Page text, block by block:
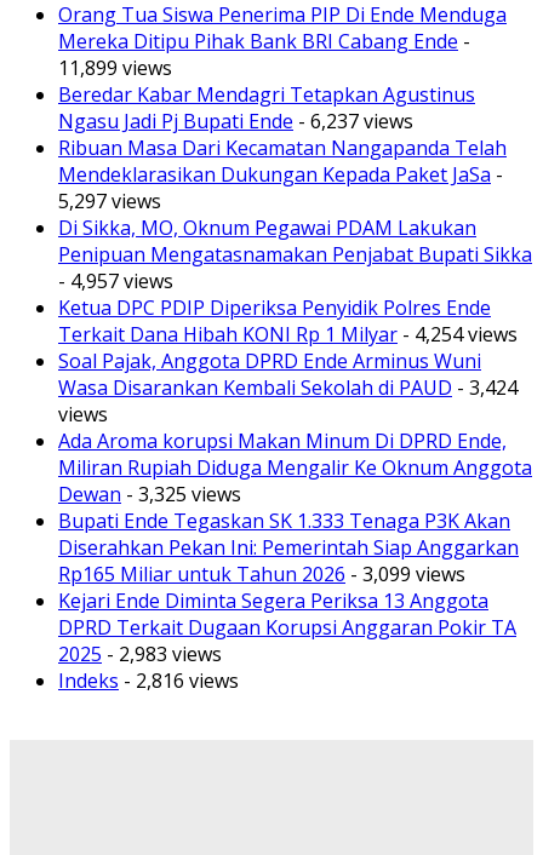
Orang Tua Siswa Penerima PIP Di Ende Menduga
Mereka Ditipu Pihak Bank BRI Cabang Ende -
11,899 views
Beredar Kabar Mendagri Tetapkan Agustinus
Ngasu Jadi Pj Bupati Ende - 6,237 views
Ribuan Masa Dari Kecamatan Nangapanda Telah
Mendeklarasikan Dukungan Kepada Paket JaSa -
5,297 views
Di Sikka, MO, Oknum Pegawai PDAM Lakukan
Penipuan Mengatasnamakan Penjabat Bupati Sikka
- 4,957 views
Ketua DPC PDIP Diperiksa Penyidik Polres Ende
Terkait Dana Hibah KONI Rp 1 Milyar - 4,254 views
Soal Pajak, Anggota DPRD Ende Arminus Wuni
Wasa Disarankan Kembali Sekolah di PAUD - 3,424
views
Ada Aroma korupsi Makan Minum Di DPRD Ende,
Miliran Rupiah Diduga Mengalir Ke Oknum Anggota
Dewan - 3,325 views
Bupati Ende Tegaskan SK 1.333 Tenaga P3K Akan
Diserahkan Pekan Ini: Pemerintah Siap Anggarkan
Rp165 Miliar untuk Tahun 2026 - 3,099 views
Kejari Ende Diminta Segera Periksa 13 Anggota
DPRD Terkait Dugaan Korupsi Anggaran Pokir TA
2025 - 2,983 views
Indeks - 2,816 views